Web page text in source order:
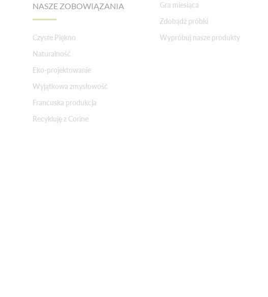
NASZE ZOBOWIĄZANIA
Czyste Piękno
Naturalność
Eko-projektowanie
Wyjątkowa zmysłowość
Francuska produkcja
Recykluję z Corine
Gra miesiąca
Zdobądź próbki
Wypróbuj nasze produkty